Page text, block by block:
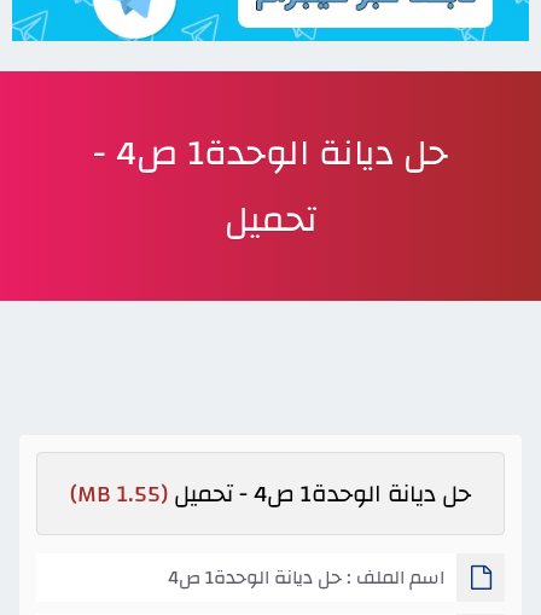
حل ديانة الوحدة1 ص4 -
تحميل
حل ديانة الوحدة1 ص4 - تحميل (1.55 MB)
اسم الملف : حل ديانة الوحدة1 ص4